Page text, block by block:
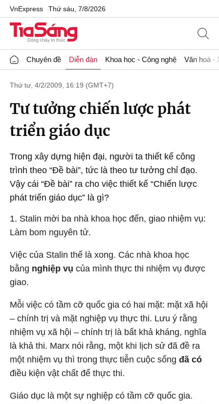
VnExpress Thứ sáu, 7/8/2026
Chuyên đề Diễn đàn Khoa học - Công nghệ Văn hoá -
Thứ tư, 4/2/2009, 16:19 (GMT+7)
Tư tưởng chiến lược phát
triển giáo dục
Trong xây dựng hiện đại, người ta thiết kế công
trình theo “Đề bài”, tức là theo tư tưởng chỉ đạo.
Vậy cái “Đề bài” ra cho việc thiết kế “Chiến lược
phát triển giáo dục” là gì?
1. Stalin mời ba nhà khoa học đến, giao nhiệm vụ:
Làm bom nguyên tử.
Việc của Stalin thế là xong. Các nhà khoa học
bằng nghiệp vụ của mình thực thi nhiệm vụ được
giao.
Mỗi việc có tầm cỡ quốc gia có hai mặt: mặt xã hội
– chính trị và mặt nghiệp vụ thực thi. Lưu ý rằng
nhiệm vụ xã hội – chính trị là bất khả kháng, nghĩa
là khả thi. Marx nói rằng, một khi lịch sử đã đề ra
một nhiệm vụ thì trong thực tiễn cuộc sống đã có
điều kiện vật chất để thực thi.
Giáo dục là một sự nghiệp có tầm cỡ quốc gia.